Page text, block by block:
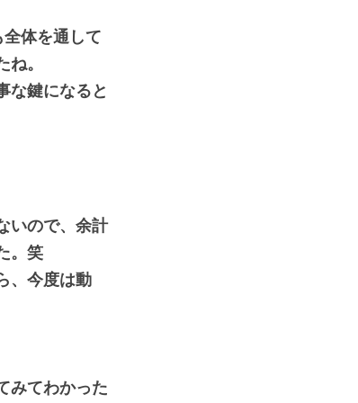
体を通して
。
な鍵になると
いので、余計
。笑
、今度は動
みてわかった